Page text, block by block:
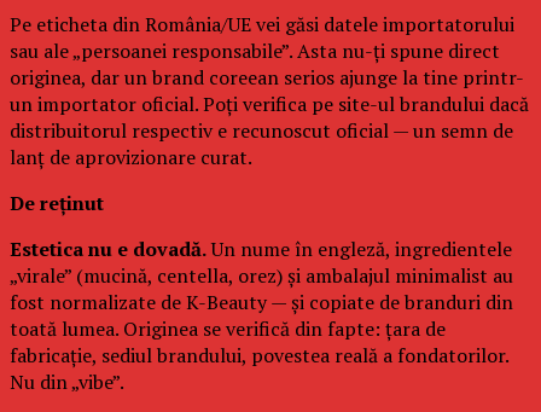
Pe eticheta din România/UE vei găsi datele importatorului
sau ale „persoanei responsabile”. Asta nu-ți spune direct
originea, dar un brand coreean serios ajunge la tine printr-
un importator oficial. Poți verifica pe site-ul brandului dacă
distribuitorul respectiv e recunoscut oficial — un semn de
lanț de aprovizionare curat.
De reținut
Estetica nu e dovadă.Un nume în engleză, ingredientele
„virale” (mucină, centella, orez) și ambalajul minimalist au
fost normalizate de K-Beauty — și copiate de branduri din
toată lumea. Originea se verifică din fapte: țara de
fabricație, sediul brandului, povestea reală a fondatorilor.
Nu din „vibe”.